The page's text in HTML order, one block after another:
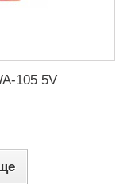
105 5V